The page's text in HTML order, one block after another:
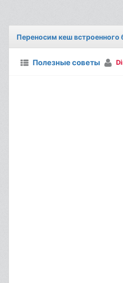
Переносим кеш встроенного
Полезные советы